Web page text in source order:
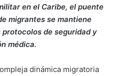
en el Caribe, el puente
migrantes se mantiene
de seguridad y
médica.
dinámica migratoria